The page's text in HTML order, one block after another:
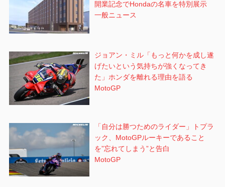
開業記念でHondaの名車を特別展示
一般ニュース
ジョアン・ミル「もっと何かを成し遂
げたいという気持ちが強くなってき
た」ホンダを離れる理由を語る
MotoGP
「自分は勝つためのライダー」トプラ
ック、MotoGPルーキーであること
を”忘れてしまう”と告白
MotoGP